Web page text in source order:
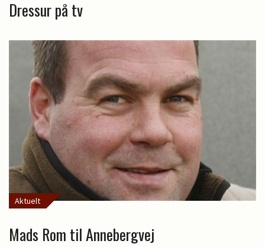
Dressur på tv
Aktuelt
Mads Rom til Annebergvej